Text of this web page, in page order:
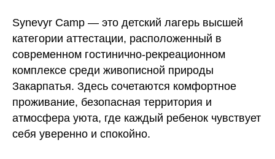
Synevyr Camp — это детский лагерь высшей
категории аттестации, расположенный в
современном гостинично-рекреационном
комплексе среди живописной природы
Закарпатья. Здесь сочетаются комфортное
проживание, безопасная территория и
атмосфера уюта, где каждый ребенок чувствует
себя уверенно и спокойно.